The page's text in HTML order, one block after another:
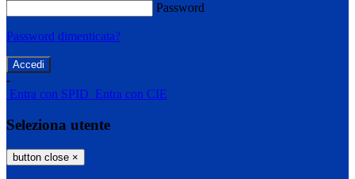
Password
Password dimenticata?
-
Entra con SPID Entra con CIE
Seleziona utente
button close ×